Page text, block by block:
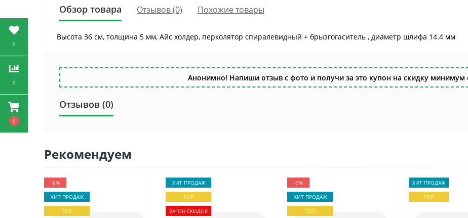
0
0
0
Обзор товара Отзывов (0) Похожие товары
Высота 36 см, толщина 5 мм, Айс холдер, перколятор спиралевидный + брызгогаситель , диаметр шлифа 14.4 мм
Анонимно! Напиши отзыв с фото и получи за это купон на скидку минимум
Отзывов (0)
Рекомендуем
-8%
ХИТ ПРОДАЖ
ТОП
ХИТ ПРОДАЖ
ТОП
ВАГОН СКИДОК
-9%
ХИТ ПРОДАЖ
ТОП
ХИТ ПРОДАЖ
ТОП